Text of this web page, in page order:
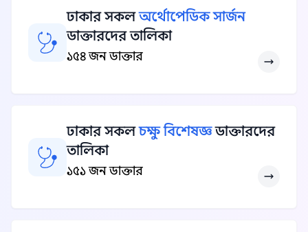
ঢাকার সকলঅর্থোপেডিক সার্জন
ডাক্তারদের তালিকা
১৫৪ জন ডাক্তার
ঢাকার সকলচক্ষু বিশেষজ্ঞডাক্তারদের
তালিকা
১৫১ জন ডাক্তার